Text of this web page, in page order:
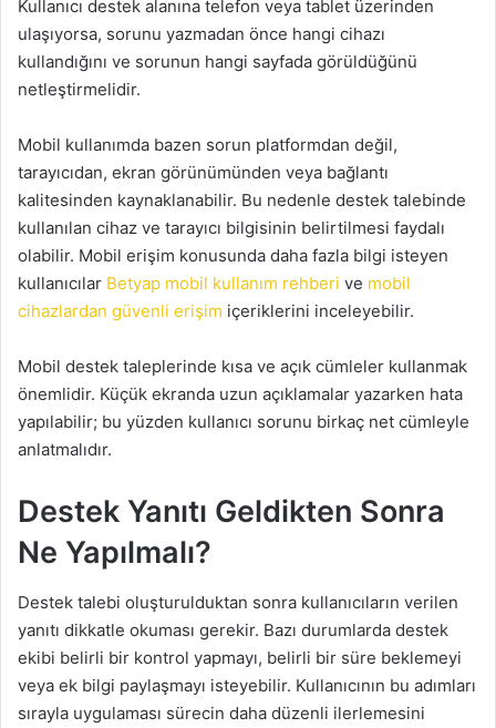
Kullanıcı destek alanına telefon veya tablet üzerinden
ulaşıyorsa, sorunu yazmadan önce hangi cihazı
kullandığını ve sorunun hangi sayfada görüldüğünü
netleştirmelidir.
Mobil kullanımda bazen sorun platformdan değil,
tarayıcıdan, ekran görünümünden veya bağlantı
kalitesinden kaynaklanabilir. Bu nedenle destek talebinde
kullanılan cihaz ve tarayıcı bilgisinin belirtilmesi faydalı
olabilir. Mobil erişim konusunda daha fazla bilgi isteyen
kullanıcılar Betyap mobil kullanım rehberi ve mobil
cihazlardan güvenli erişim içeriklerini inceleyebilir.
Mobil destek taleplerinde kısa ve açık cümleler kullanmak
önemlidir. Küçük ekranda uzun açıklamalar yazarken hata
yapılabilir; bu yüzden kullanıcı sorunu birkaç net cümleyle
anlatmalıdır.
Destek Yanıtı Geldikten Sonra
Ne Yapılmalı?
Destek talebi oluşturulduktan sonra kullanıcıların verilen
yanıtı dikkatle okuması gerekir. Bazı durumlarda destek
ekibi belirli bir kontrol yapmayı, belirli bir süre beklemeyi
veya ek bilgi paylaşmayı isteyebilir. Kullanıcının bu adımları
sırayla uygulaması sürecin daha düzenli ilerlemesini